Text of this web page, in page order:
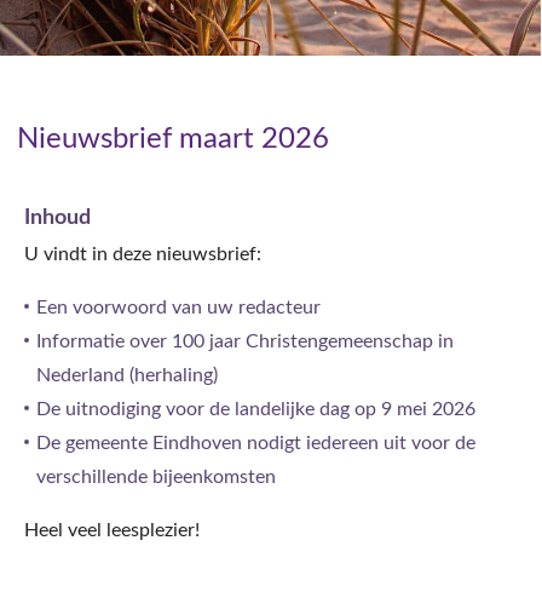
Nieuwsbrief maart 2026
Inhoud
U vindt in deze nieuwsbrief:
Een voorwoord van uw redacteur
Informatie over 100 jaar Christengemeenschap in
Nederland (herhaling)
De uitnodiging voor de landelijke dag op 9 mei 2026
De gemeente Eindhoven nodigt iedereen uit voor de
verschillende bijeenkomsten
Heel veel leesplezier!